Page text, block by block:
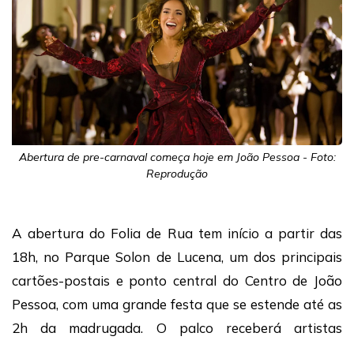
Abertura de pre-carnaval começa hoje em João Pessoa - Foto:
Reprodução
A abertura do Folia de Rua tem início a partir das
18h, no Parque Solon de Lucena, um dos principais
cartões-postais e ponto central do Centro de João
Pessoa, com uma grande festa que se estende até as
2h da madrugada. O palco receberá artistas